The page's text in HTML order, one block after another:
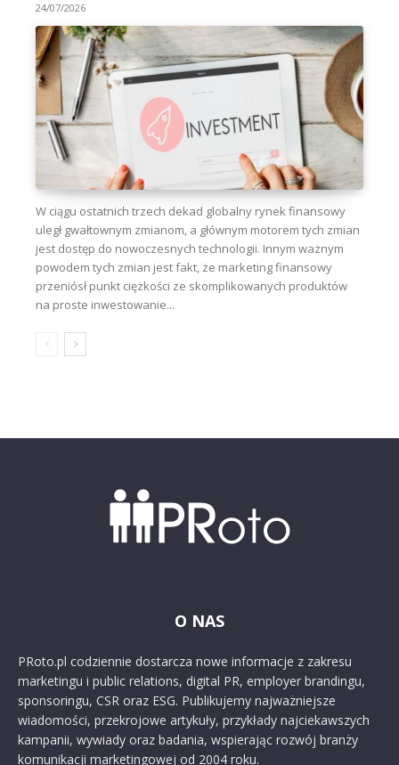
24/07/2026
W ciągu ostatnich trzech dekad globalny rynek finansowy
uległ gwałtownym zmianom, a głównym motorem tych zmian
jest dostęp do nowoczesnych technologii. Innym ważnym
powodem tych zmian jest fakt, że marketing finansowy
przeniósł punkt ciężkości ze skomplikowanych produktów
na proste inwestowanie...
O NAS
PRoto.pl codziennie dostarcza nowe informacje z zakresu
marketingu i public relations, digital PR, employer brandingu,
sponsoringu, CSR oraz ESG. Publikujemy najważniejsze
wiadomości, przekrojowe artykuły, przykłady najciekawszych
kampanii, wywiady oraz badania, wspierając rozwój branży
komunikacji marketingowej od 2004 roku.